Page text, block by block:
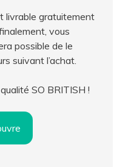
livrable gratuitement
vous
possible de le
suivant l’achat.
SO BRITISH !